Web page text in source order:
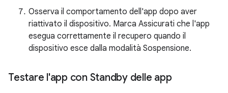
Osserva il comportamento dell'app dopo aver
riattivato il dispositivo. Marca Assicurati che l'app
esegua correttamente il recupero quando il
dispositivo esce dalla modalità Sospensione.
Testare l'app con Standby delle app